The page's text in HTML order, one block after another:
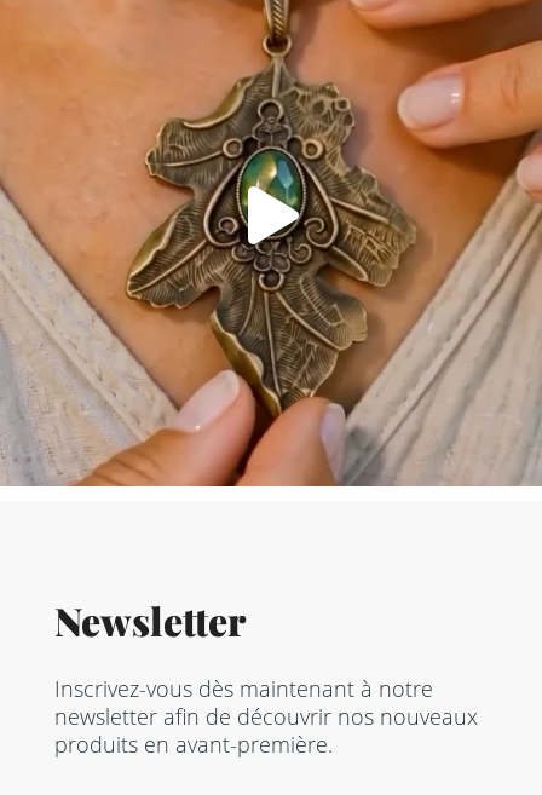
Newsletter
Inscrivez-vous dès maintenant à notre
newsletter afin de découvrir nos nouveaux
produits en avant-première.